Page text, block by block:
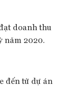
doanh thu
năm 2020.
đến từ dự án